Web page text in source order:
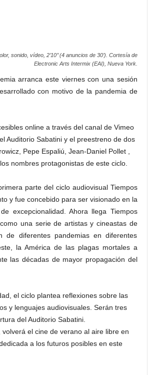
sonido, vídeo, 2’10’’ (4 anuncios de 30’). Cortesía de
Electronic Arts Intermix (EAI), Nueva York.
arranca este viernes con una sesión
con motivo de la pandemia de
online a través del canal de Vimeo
Auditorio Sabatini y el preestreno de dos
Pepe Espaliú, Jean-Daniel Pollet ,
nombres protagonistas de este ciclo.
parte del ciclo audiovisual Tiempos
y fue concebido para ser visionado en la
excepcionalidad. Ahora llega Tiempos
una serie de artistas y cineastas de
de diferentes pandemias en diferentes
la América de las plagas mortales a
las décadas de mayor propagación del
el ciclo plantea reflexiones sobre las
y lenguajes audiovisuales. Serán tres
del Auditorio Sabatini.
el cine de verano al aire libre en
a los futuros posibles en este